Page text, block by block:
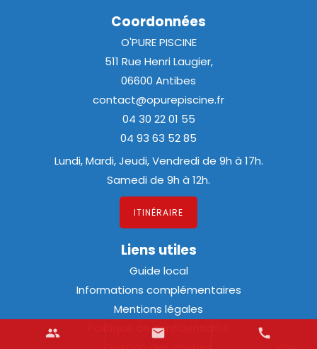
group mail call
Coordonnées
O'PURE PISCINE
511 Rue Henri Laugier,
06600 Antibes
contact@opurepiscine.fr
04 30 22 01 55
04 93 63 52 85
Lundi, Mardi, Jeudi, Vendredi de 9h à 17h.
Samedi de 9h à 12h.
ITINÉRAIRE
Liens utiles
Guide local
Informations complémentaires
Mentions légales
Politique de confidentialité